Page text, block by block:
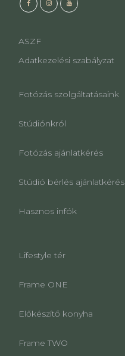
ASZF
Adatkezelési szabályzat
Fotózás szolgáltatásaink
Stúdiónkról
Fotózás ajánlatkérés
Stúdió bérlés ajánlatkérés
Hasznos infók
Lifestyle tér
Frame ONE
Előkészítő konyha
Frame TWO